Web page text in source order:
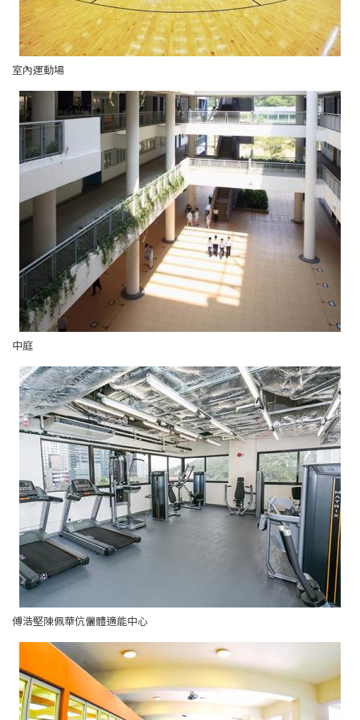
室內運動場
中庭
傅浩堅陳佩華伉儷體適能中心